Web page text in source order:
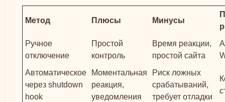
Метод Плюсы Минусы
Ручное
отключение
Простой
контроль
Время реакции,
простой сайта
Автоматическое
через shutdown
hook
Моментальная
реакция,
уведомления
Риск ложных
срабатываний,
требует отладки